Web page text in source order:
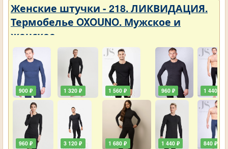
Женские штучки - 218. ЛИКВИДАЦИЯ.
Термобелье OXOUNO. Мужское и
женское
900 ₽
960 ₽
1 320 ₽
3 120 ₽
1 560 ₽
1 680 ₽
960 ₽
1 440 ₽
1 440 ₽
840 ₽